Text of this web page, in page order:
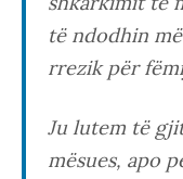
të ndodhin
rrezik për
Ju lutem të
mësues, apo